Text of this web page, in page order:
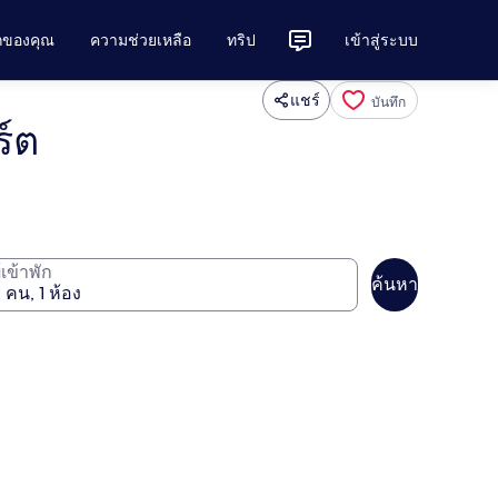
ของคุณ ความช่วยเหลือ ทริป เข้าสู่ระบบ
แชร์ บันทึก
ต
ข้าพัก
ค้นหา